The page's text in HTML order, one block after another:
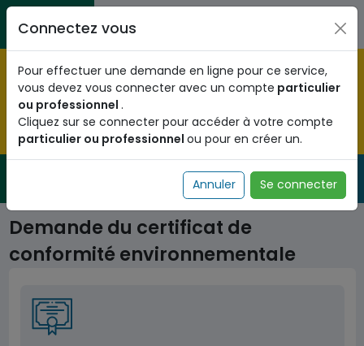
Aller au contenu principal
Citoyens
Pré-enregistrez vous dès maintenant pour le programme
national d'identification biométrique et
obtenez votre Numéro d'Identification Unique (NIU) en
cliquantICI.
Fermer
de l'administration togolaise
Demande du certificat de
conformité environnementale
Connectez vous
Pour effectuer une demande en ligne pour ce service,
vous devez vous connecter avec un compte particulier
ou professionnel .
Cliquez sur se connecter pour accéder à votre compte
particulier ou professionnel ou pour en créer un.
Annuler Se connecter